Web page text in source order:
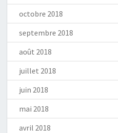
octobre 2018
septembre 2018
août 2018
juillet 2018
juin 2018
mai 2018
avril 2018